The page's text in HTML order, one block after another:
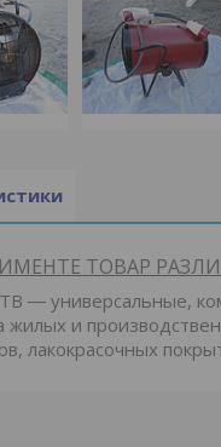
ТОВАР
― универсальные,
жилых и
лакокрасочных